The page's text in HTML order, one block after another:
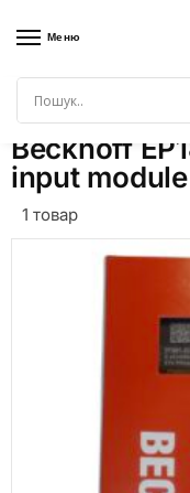
Меню
Головна Товари з
Beckhoff
input module
1 товар